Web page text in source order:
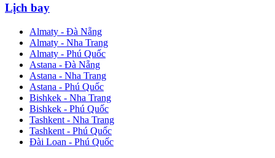
Lịch bay
Almaty - Đà Nẵng
Almaty - Nha Trang
Almaty - Phú Quốc
Astana - Đà Nẵng
Astana - Nha Trang
Astana - Phú Quốc
Bishkek - Nha Trang
Bishkek - Phú Quốc
Tashkent - Nha Trang
Tashkent - Phú Quốc
Đài Loan - Phú Quốc